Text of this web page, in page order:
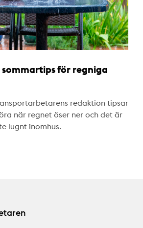
sommartips för regniga
redaktion tipsar
när regnet öser ner och det är
lugnt inomhus.